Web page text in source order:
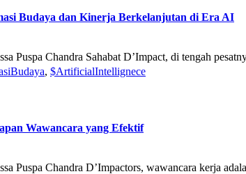
Budaya dan Kinerja Berkelanjutan di Era AI
Puspa Chandra Sahabat D’Impact, di tengah
, $ArtificialIntellignece
Wawancara yang Efektif
Puspa Chandra D’Impactors, wawancara kerja